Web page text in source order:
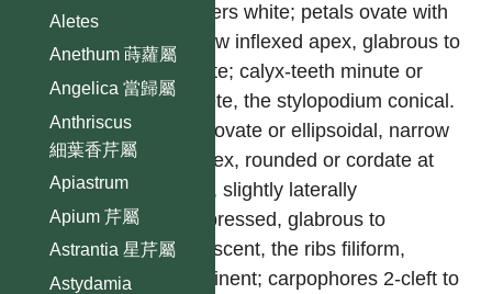
Aletes
Anethum 蒔蘿屬
Angelica 當歸屬
Anthriscus
細葉香芹屬
Apiastrum
Apium 芹屬
Astrantia 星芹屬
Astydamia
Flowers white; petals ovate with
narrow inflexed apex, glabrous to
hirsute; calyx-teeth minute or
obslete, the stylopodium conical.
Fruit ovate or ellipsoidal, narrow
at apex, rounded or cordate at
base, slightly laterally
compressed, glabrous to
pubescent, the ribs filiform,
prominent; carpophores 2-cleft to